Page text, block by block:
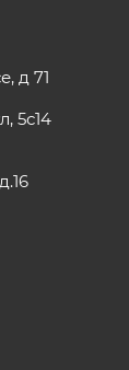
д 71
5с14